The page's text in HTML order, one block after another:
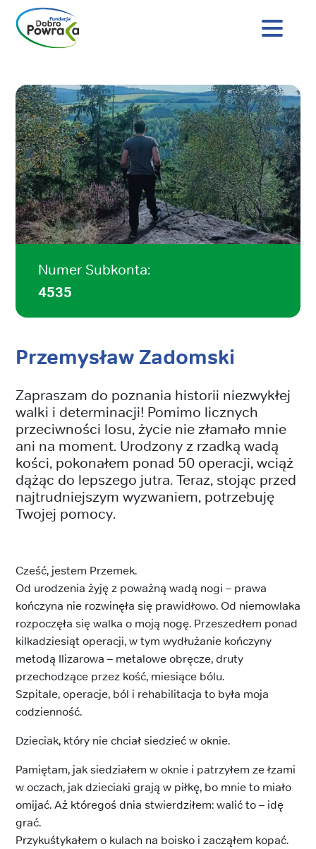
Nagłówek
główna
Numer Subkonta:
4535
Przemysław Zadomski
Zapraszam do poznania historii niezwykłej
walki i determinacji! Pomimo licznych
przeciwności losu, życie nie złamało mnie
ani na moment. Urodzony z rzadką wadą
kości, pokonałem ponad 50 operacji, wciąż
dążąc do lepszego jutra. Teraz, stojąc przed
najtrudniejszym wyzwaniem, potrzebuję
Twojej pomocy.
Cześć, jestem Przemek.
Od urodzenia żyję z poważną wadą nogi – prawa
kończyna nie rozwinęła się prawidłowo. Od niemowlaka
rozpoczęła się walka o moją nogę. Przeszedłem ponad
kilkadziesiąt operacji, w tym wydłużanie kończyny
metodą Ilizarowa – metalowe obręcze, druty
przechodzące przez kość, miesiące bólu.
Szpitale, operacje, ból i rehabilitacja to była moja
codzienność.
Dzieciak, który nie chciał siedzieć w oknie.
Pamiętam, jak siedziałem w oknie i patrzyłem ze łzami
w oczach, jak dzieciaki grają w piłkę, bo mnie to miało
omijać. Aż któregoś dnia stwierdziłem: walić to – idę
grać.
Przykuśtykałem o kulach na boisko i zacząłem kopać.